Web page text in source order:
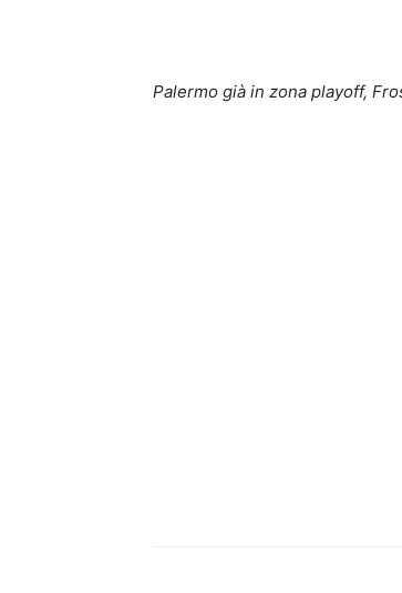
Palermo già in zona playoff,